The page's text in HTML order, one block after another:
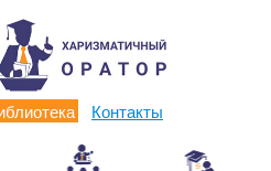
Контакты